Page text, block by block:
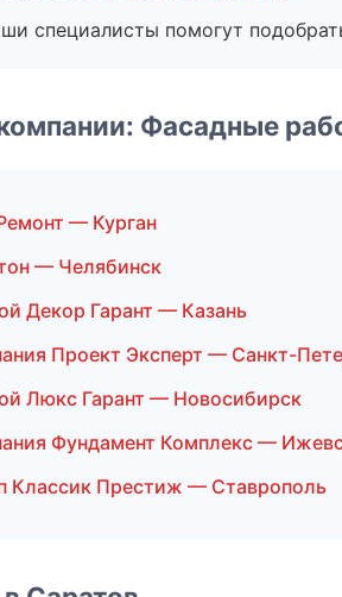
специалисты помогут
Фасадные
— Курган
— Челябинск
Декор Гарант — Казань
Проект Эксперт — Санкт-
Люкс Гарант — Новосибирск
Фундамент Комплекс —
Классик Престиж — Ставрополь